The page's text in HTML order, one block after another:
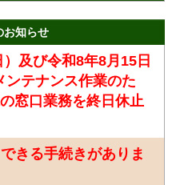
お知らせ
及び令和8年8月15日
ンテナンス作業のた
窓口業務を終日休止
きる手続きがありま